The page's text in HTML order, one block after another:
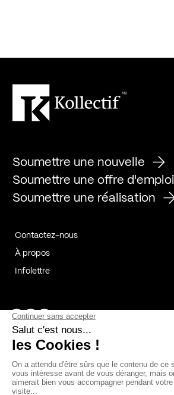
Soumettre une nouvelle
Soumettre une offre d'emploi
Soumettre une réalisation
Contactez-nous
À propos
Infolettre
Page Facebook de Kollectif
Page Instagram de Kollectif
Page Linkedin de Kollectif